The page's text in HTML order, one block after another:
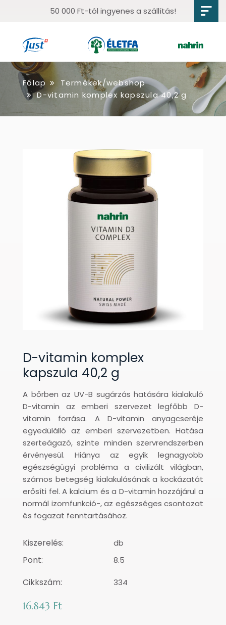
50 000 Ft-tól ingyenes a szállítás!
Főlap
Termékek/webshop
D-vitamin komplex kapszula 40,2 g
D-vitamin komplex
kapszula 40,2 g
A bőrben az UV-B sugárzás hatására kialakuló
D-vitamin az emberi szervezet legfőbb D-
vitamin forrása. A D-vitamin anyagcseréje
egyedülálló az emberi szervezetben. Hatása
szerteágazó, szinte minden szervrendszerben
érvényesül. Hiánya az egyik legnagyobb
egészségügyi probléma a civilizált világban,
számos betegség kialakulásának a kockázatát
erősíti fel. A kalcium és a D-vitamin hozzájárul a
normál izomfunkció-, az egészséges csontozat
és fogazat fenntartásához.
Kiszerelés: db
Pont: 8.5
Cikkszám: 334
16.843 Ft